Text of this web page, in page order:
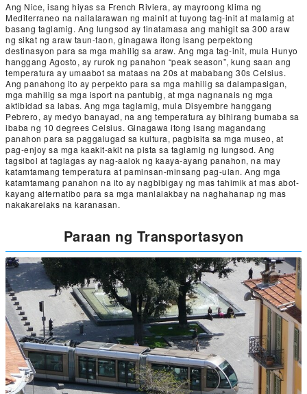
Ang Nice, isang hiyas sa French Riviera, ay mayroong klima ng
Mediterraneo na nailalarawan ng mainit at tuyong tag-init at malamig at
basang taglamig. Ang lungsod ay tinatamasa ang mahigit sa 300 araw
ng sikat ng araw taun-taon, ginagawa itong isang perpektong
destinasyon para sa mga mahilig sa araw. Ang mga tag-init, mula Hunyo
hanggang Agosto, ay rurok ng panahon “peak season”, kung saan ang
temperatura ay umaabot sa mataas na 20s at mababang 30s Celsius.
Ang panahong ito ay perpekto para sa mga mahilig sa dalampasigan,
mga mahilig sa mga isport na pantubig, at mga nagnanais ng mga
aktibidad sa labas. Ang mga taglamig, mula Disyembre hanggang
Pebrero, ay medyo banayad, na ang temperatura ay bihirang bumaba sa
ibaba ng 10 degrees Celsius. Ginagawa itong isang magandang
panahon para sa paggalugad sa kultura, pagbisita sa mga museo, at
pag-enjoy sa mga kaakit-akit na pista sa taglamig ng lungsod. Ang
tagsibol at taglagas ay nag-aalok ng kaaya-ayang panahon, na may
katamtamang temperatura at paminsan-minsang pag-ulan. Ang mga
katamtamang panahon na ito ay nagbibigay ng mas tahimik at mas abot-
kayang alternatibo para sa mga manlalakbay na naghahanap ng mas
nakakarelaks na karanasan.
Paraan ng Transportasyon